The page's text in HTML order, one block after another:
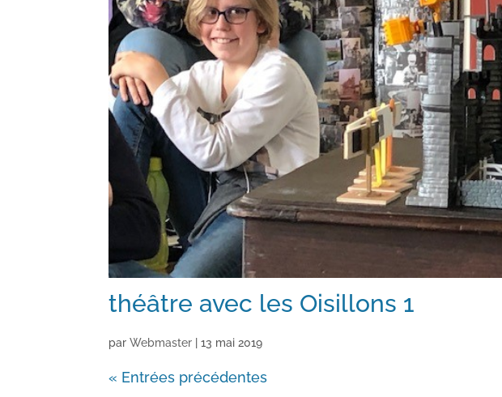
théâtre avec les Oisillons 1
parWebmaster |13 mai 2019
« Entrées précédentes